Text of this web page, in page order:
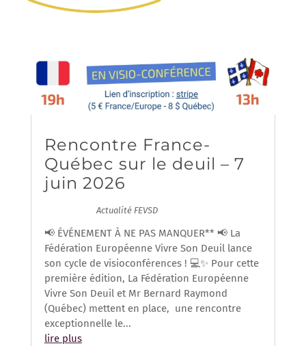
Rencontre France-
Québec sur le deuil – 7
juin 2026
|Actualité FEVSD| 0 Commentaires
📢 ÉVÉNEMENT À NE PAS MANQUER** 📢 La
Fédération Européenne Vivre Son Deuil lance
son cycle de visioconférences ! 💻✨ Pour cette
première édition, La Fédération Européenne
Vivre Son Deuil et Mr Bernard Raymond
(Québec) mettent en place, une rencontre
exceptionnelle le...
lire plus